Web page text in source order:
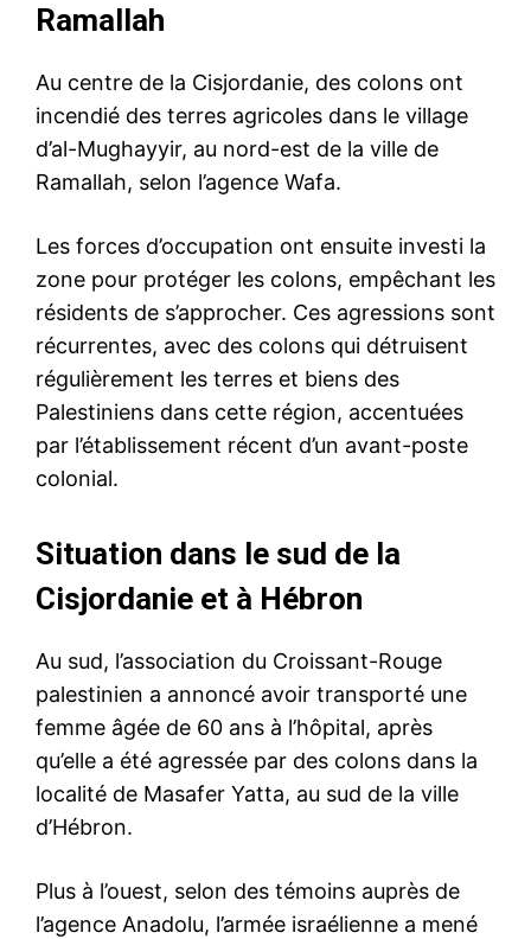
Ramallah
Au centre de la Cisjordanie, des colons ont
incendié des terres agricoles dans le village
d’al-Mughayyir, au nord-est de la ville de
Ramallah, selon l’agence Wafa.
Les forces d’occupation ont ensuite investi la
zone pour protéger les colons, empêchant les
résidents de s’approcher. Ces agressions sont
récurrentes, avec des colons qui détruisent
régulièrement les terres et biens des
Palestiniens dans cette région, accentuées
par l’établissement récent d’un avant-poste
colonial.
Situation dans le sud de la
Cisjordanie et à Hébron
Au sud, l’association du Croissant-Rouge
palestinien a annoncé avoir transporté une
femme âgée de 60 ans à l’hôpital, après
qu’elle a été agressée par des colons dans la
localité de Masafer Yatta, au sud de la ville
d’Hébron.
Plus à l’ouest, selon des témoins auprès de
l’agence Anadolu, l’armée israélienne a mené